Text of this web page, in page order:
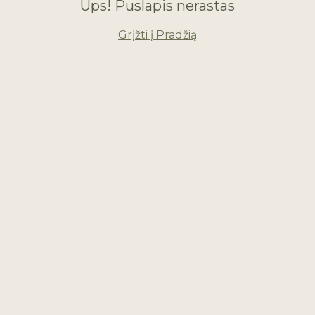
Ups! Puslapis nerastas
Grįžti į Pradžią